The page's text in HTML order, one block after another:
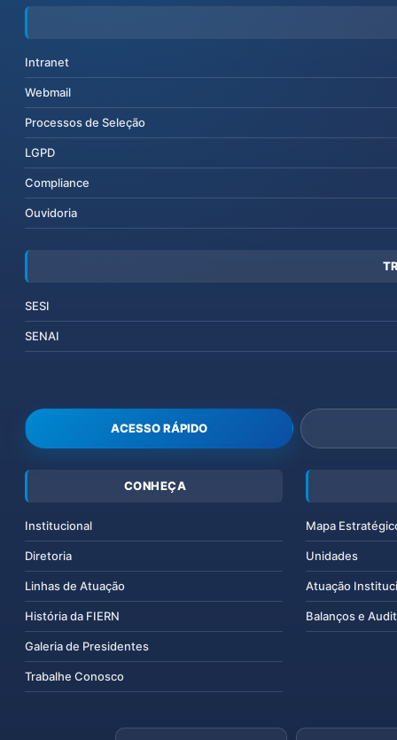
Intranet
Webmail
Processos de Seleção
LGPD
Compliance
Ouvidoria
SESI
SENAI
ACESSO RÁPIDO
CONHEÇA
Institucional
Diretoria
Linhas de Atuação
História da FIERN
Galeria de Presidentes
Trabalhe Conosco
Mapa
Unidades
Atuação
Balanços e